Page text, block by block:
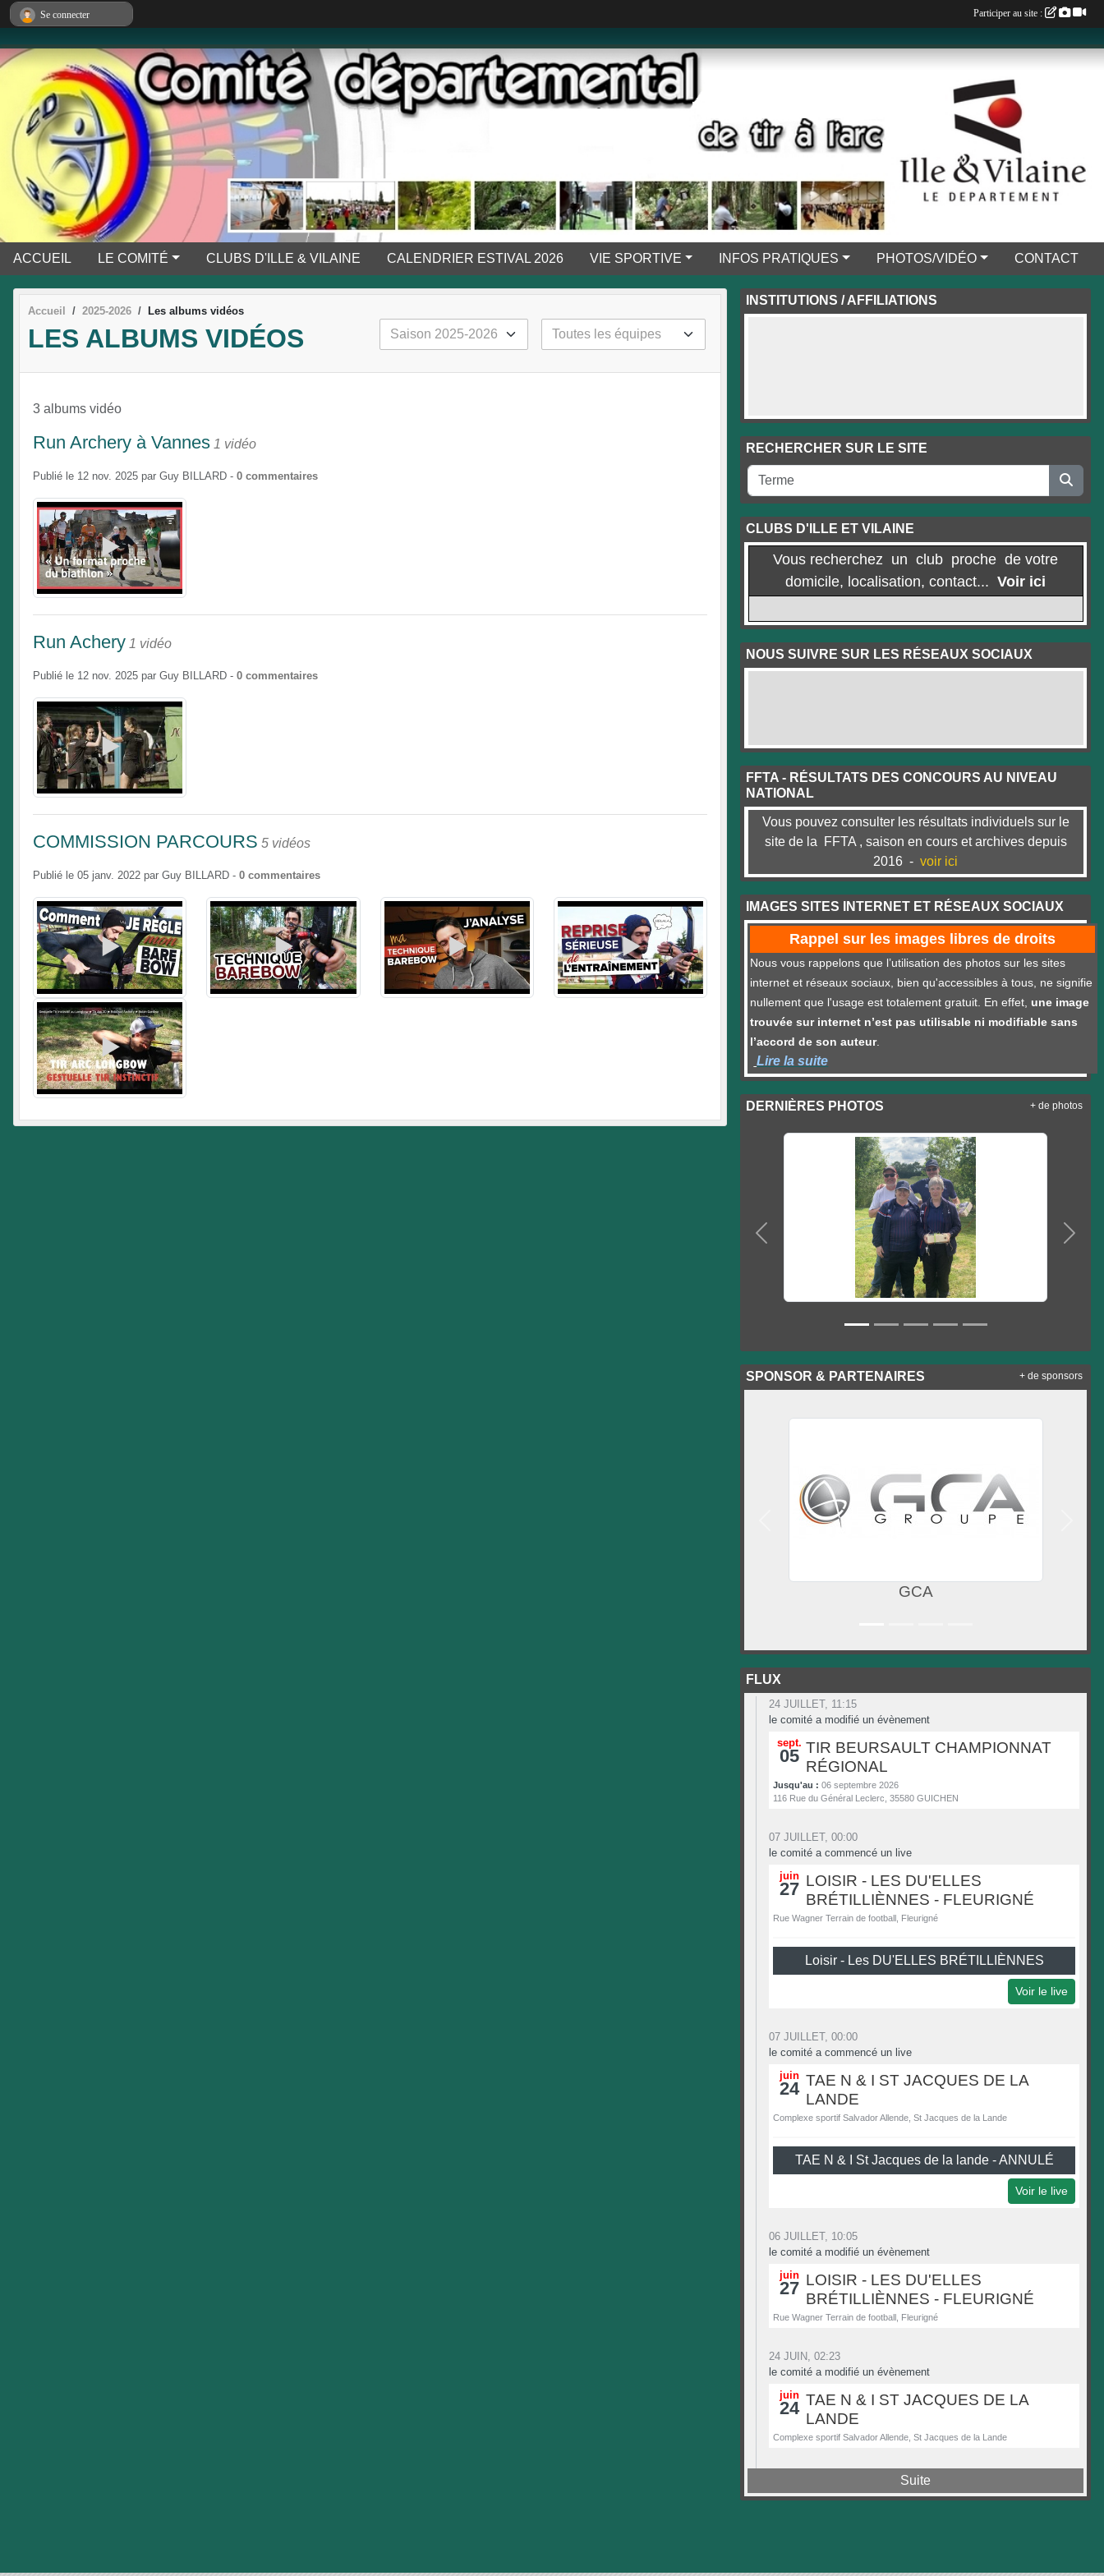
ACCUEIL LE COMITÉ CLUBS D'ILLE & VILAINE CALENDRIER ESTIVAL 2026 VIE SPORTIVE INFOS PRATIQUES PHOTOS/VIDÉO CONTACT
Accueil 2025-2026 Les albums vidéos
LES ALBUMS VIDÉOS
3 albums vidéo
Run Archery à Vannes 1 vidéo
Publié le 12 nov. 2025 par Guy BILLARD - 0 commentaires
Run Achery 1 vidéo
Publié le 12 nov. 2025 par Guy BILLARD - 0 commentaires
COMMISSION PARCOURS 5 vidéos
Publié le 05 janv. 2022 par Guy BILLARD - 0 commentaires
INSTITUTIONS / AFFILIATIONS
RECHERCHER SUR LE SITE
CLUBS D'ILLE ET VILAINE
Vous recherchez un club proche de votre
domicile, localisation, contact...Voir ici
NOUS SUIVRE SUR LES RÉSEAUX SOCIAUX
FFTA - RÉSULTATS DES CONCOURS AU NIVEAU
NATIONAL
Vous pouvez consulter les résultats individuels sur le
site de la FFTA , saison en cours et archives depuis
2016 -voir ici
IMAGES SITES INTERNET ET RÉSEAUX SOCIAUX
Rappel sur les images libres de droits
Nous vous rappelons que l’utilisation des photos sur les sites
internet et réseaux sociaux, bien qu'accessibles à tous, ne signifie
nullement que l'usage est totalement gratuit. En effet, une image
trouvée sur internet n’est pas utilisable ni modifiable sans
l’accord de son auteur.
Lire la suite
DERNIÈRES PHOTOS
Précedent
+ de photos
SPONSOR & PARTENAIRES
Précedent
+ de sponsors
FLUX
24 JUILLET, 11:15
le comité a modifié un évènement
sept.
05 TIR BEURSAULT CHAMPIONNAT
RÉGIONAL
Jusqu'au :06 septembre 2026
116 Rue du Général Leclerc, 35580 GUICHEN
07 JUILLET, 00:00
le comité a commencé un live
juin
27 LOISIR - LES DU'ELLES
BRÉTILLIÈNNES - FLEURIGNÉ
Rue Wagner Terrain de football, Fleurigné
Loisir - Les DU'ELLES BRÉTILLIÈNNES
Voir le live
07 JUILLET, 00:00
le comité a commencé un live
juin
24 TAE N & I ST JACQUES DE LA
LANDE
Complexe sportif Salvador Allende, St Jacques de la Lande
TAE N & I St Jacques de la lande - ANNULÉ
Voir le live
06 JUILLET, 10:05
le comité a modifié un évènement
juin
27 LOISIR - LES DU'ELLES
BRÉTILLIÈNNES - FLEURIGNÉ
Rue Wagner Terrain de football, Fleurigné
24 JUIN, 02:23
le comité a modifié un évènement
juin
24 TAE N & I ST JACQUES DE LA
LANDE
Complexe sportif Salvador Allende, St Jacques de la Lande
Suite
Se connecter Participer au site :
Panneau de gestion des cookies